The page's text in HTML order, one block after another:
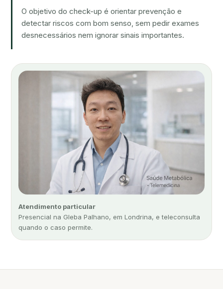
O objetivo do check-up é orientar prevenção e
detectar riscos com bom senso, sem pedir exames
desnecessários nem ignorar sinais importantes.
Atendimento particular
Presencial na Gleba Palhano, em Londrina, e teleconsulta
quando o caso permite.